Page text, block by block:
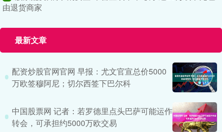
由退货商家
最新文章
配资炒股官网官网 早报：尤文官宣总价5000
万欧签穆阿尼；切尔西签下巴尔科
中国股票网 记者：若罗德里点头巴萨可能运作
转会，可承担约5000万欧交易